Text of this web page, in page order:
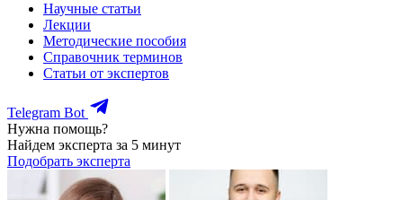
Научные статьи
Лекции
Методические пособия
Справочник терминов
Статьи от экспертов
Telegram Bot
Нужна помощь?
Найдем эксперта за 5 минут
Подобрать эксперта